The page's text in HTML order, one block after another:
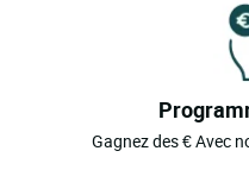
Gagnez des € Avec